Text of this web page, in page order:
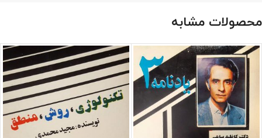
محصولات مشابه